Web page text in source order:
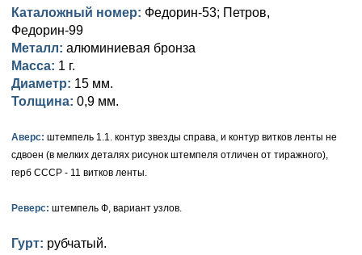
Медь
Германская оккупация
Для Финляндии
Серебро
Медь
Для Финляндии
Золото
Серебро
Медь
Памятные и донативные
Николай I (1825-1855)
Платина, золото
Серебро
Для Грузии
Для Польши
Памятные и донативные
Александр I (1801-1825)
Золото
Медь
Для Польши
Павел I (1796-1801)
Серебро
Золото
Медь
Сибирские монеты
Золото
Серебро
Иоанн Антонович (1740-1741)
Анна Иоанновна (1730-1740)
Каталожный номер: Федорин-53; Петров,
Федорин-99
Металл: алюминиевая бронза
Масса: 1 г.
Диаметр: 15 мм.
Толщина: 0,9 мм.
Аверс: штемпель 1.1. контур звезды справа, и контур витков ленты не
сдвоен (в мелких деталях рисунок штемпеля отличен от тиражного),
герб СССР - 11 витков ленты.
Реверс: штемпель Ф, вариант узлов.
Гурт: рубчатый.